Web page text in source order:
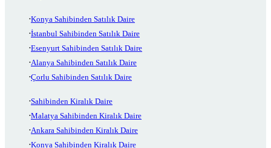
Konya Sahibinden Satılık Daire
İstanbul Sahibinden Satılık Daire
Esenyurt Sahibinden Satılık Daire
Alanya Sahibinden Satılık Daire
Çorlu Sahibinden Satılık Daire
Sahibinden Kiralık Daire
Malatya Sahibinden Kiralık Daire
Ankara Sahibinden Kiralık Daire
Konya Sahibinden Kiralık Daire